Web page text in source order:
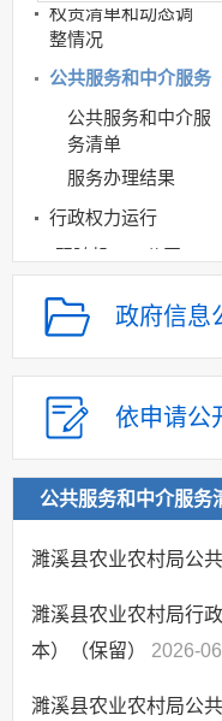
权责清单和动态调
整情况
公共服务和中介服务
公共服务和中介服
务清单
服务办理结果
行政权力运行
“双随机、一公开”
网上政务服务
招标采购
上级政策解读
回应关切
监督保障
生态环境
涉农补贴
国民经济和社会发
重大建设项目批准
政府信息
依申请公
公共服务和中介服务
濉溪县农业农村局公
濉溪县农业农村局行
本）（保留） 2026-
濉溪县农业农村局公